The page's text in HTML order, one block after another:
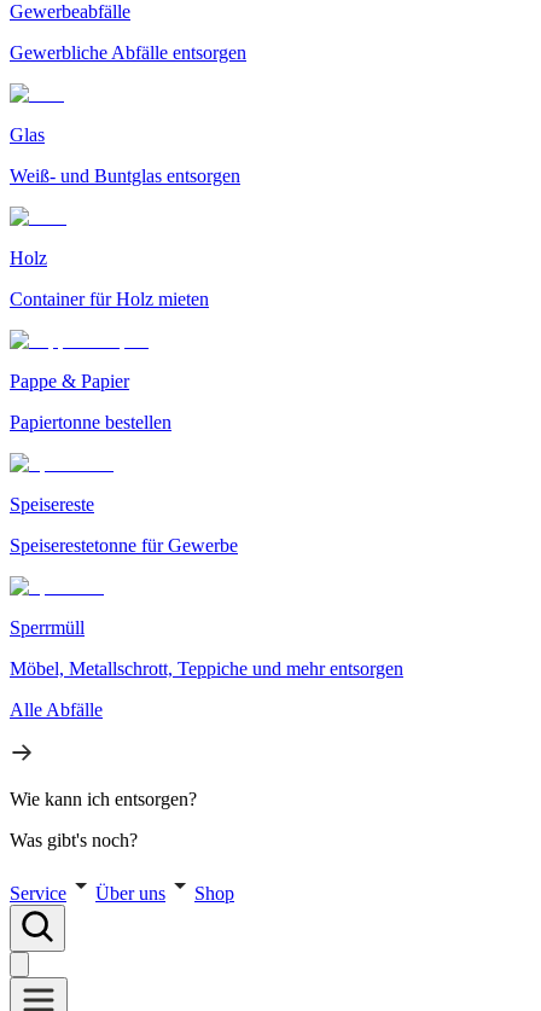
Gewerbeabfälle
Gewerbliche Abfälle entsorgen
Glas
Weiß- und Buntglas entsorgen
Holz
Container für Holz mieten
Pappe & Papier
Papiertonne bestellen
Speisereste
Speiserestetonne für Gewerbe
Sperrmüll
Möbel, Metallschrott, Teppiche und mehr entsorgen
Alle Abfälle
Wie kann ich entsorgen?
Was gibt's noch?
Service Über uns Shop